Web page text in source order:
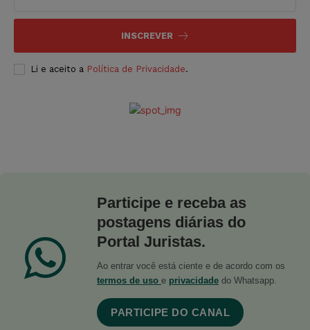
INSCREVER
Li e aceito a Política de Privacidade.
Participe e receba as
postagens diárias do
Portal Juristas.
Ao entrar você está ciente e de acordo com os
termos de uso e privacidade do Whatsapp.
PARTICIPE DO CANAL